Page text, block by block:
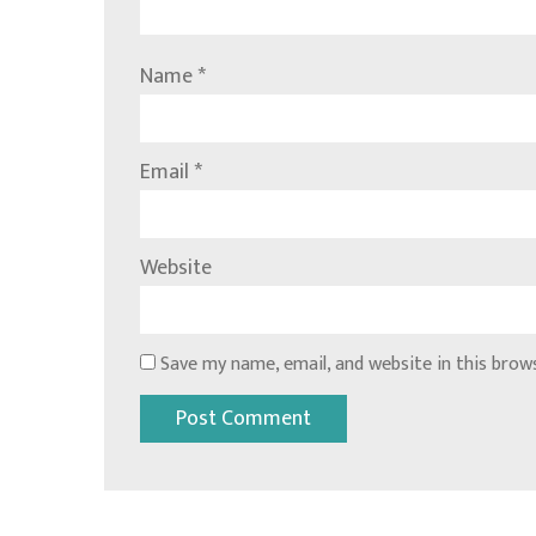
Name*
Email*
Website
Save my name, email, and website in this